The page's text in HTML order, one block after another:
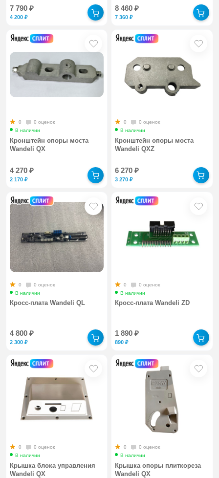
7 790₽
4 200₽
8 460₽
7 360₽
0
0 оценок
В наличии
Кронштейн опоры моста
Wandeli QX
4 270₽
2 170₽
0
0 оценок
В наличии
Кронштейн опоры моста
Wandeli QXZ
6 270₽
3 270₽
0
0 оценок
В наличии
Кросс-плата Wandeli QL
4 800₽
2 300₽
0
0 оценок
В наличии
Кросс-плата Wandeli ZD
1 890₽
890₽
0
0 оценок
В наличии
Крышка блока управления
Wandeli QX
0
0 оценок
В наличии
Крышка опоры плиткореза
Wandeli QX